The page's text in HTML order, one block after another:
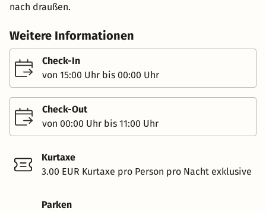
nach draußen.
Weitere Informationen
Check-In
von 15:00 Uhr bis 00:00 Uhr
Check-Out
von 00:00 Uhr bis 11:00 Uhr
Kurtaxe
3.00 EUR Kurtaxe pro Person pro Nacht exklusive
Parken